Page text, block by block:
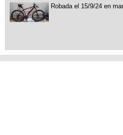
Robada el 15/9/24 en